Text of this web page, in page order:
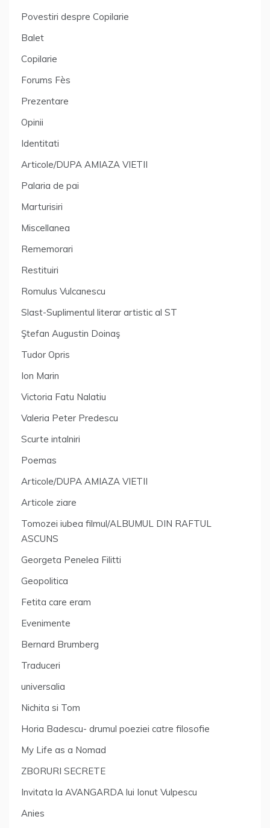
Povestiri despre Copilarie
Balet
Copilarie
Forums Fès
Prezentare
Opinii
Identitati
Articole/DUPA AMIAZA VIETII
Palaria de pai
Marturisiri
Miscellanea
Rememorari
Restituiri
Romulus Vulcanescu
Slast-Suplimentul literar artistic al ST
Ştefan Augustin Doinaş
Tudor Opris
Ion Marin
Victoria Fatu Nalatiu
Valeria Peter Predescu
Scurte intalniri
Poemas
Articole/DUPA AMIAZA VIETII
Articole ziare
Tomozei iubea filmul/ALBUMUL DIN RAFTUL
ASCUNS
Georgeta Penelea Filitti
Geopolitica
Fetita care eram
Evenimente
Bernard Brumberg
Traduceri
universalia
Nichita si Tom
Horia Badescu- drumul poeziei catre filosofie
My Life as a Nomad
ZBORURI SECRETE
Invitata la AVANGARDA lui Ionut Vulpescu
Anies